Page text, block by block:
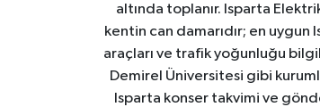
altında toplanır. Isparta
kentin can damarıdır; en
araçları ve trafik yoğunluğu
Demirel Üniversitesi gibi
Isparta konser takvimi ve